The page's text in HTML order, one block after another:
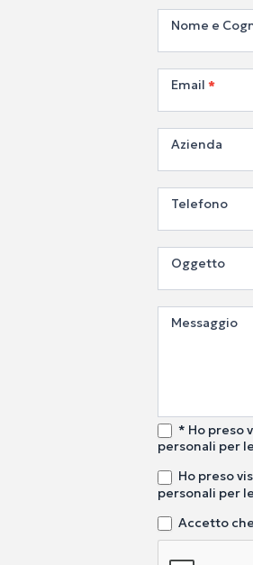
Nome e
Email *
Azienda
Telefono
Oggetto
Messaggio
* Ho preso
personali per
Ho preso
personali per
Accetto